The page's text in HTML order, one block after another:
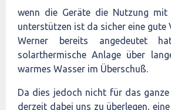
wenn die Geräte die Nutzung mit
unterstützen ist da sicher eine gute
Werner bereits angedeutet
solarthermische Anlage über
warmes Wasser im Überschuß.
Da dies jedoch nicht für das
derzeit dabei uns zu überlegen,